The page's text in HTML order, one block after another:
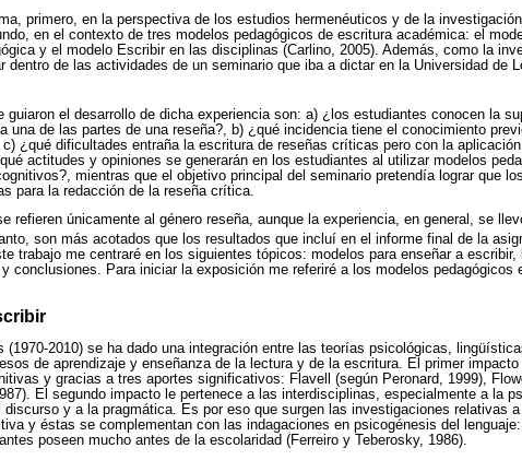
primero, en la perspectiva de los estudios hermenéuticos y de la
en el contexto de tres modelos pedagógicos de escritura académica: el
y el modelo Escribir en las disciplinas (Carlino, 2005). Además, como la
dentro de las actividades de un seminario que iba a dictar en la Universidad de
guiaron el desarrollo de dicha experiencia son: a) ¿los estudiantes conocen la
una de las partes de una reseña?, b) ¿qué incidencia tiene el conocimiento
¿qué dificultades entraña la escritura de reseñas críticas pero con la
actitudes y opiniones se generarán en los estudiantes al utilizar modelos
mientras que el objetivo principal del seminario pretendía lograr que
para la redacción de la reseña crítica.
refieren únicamente al género reseña, aunque la experiencia, en general, se
son más acotados que los resultados que incluí en el informe final de la
trabajo me centraré en los siguientes tópicos: modelos para enseñar a escribir,
conclusiones. Para iniciar la exposición me referiré a los modelos pedagógicos
(1970-2010) se ha dado una integración entre las teorías psicológicas,
de aprendizaje y enseñanza de la lectura y de la escritura. El primer impacto
y gracias a tres aportes significativos: Flavell (según Peronard, 1999),
El segundo impacto le pertenece a las interdisciplinas, especialmente a la
y a la pragmática. Es por eso que surgen las investigaciones relativas
y éstas se complementan con las indagaciones en psicogénesis del
poseen mucho antes de la escolaridad (Ferreiro y Teberosky, 1986).